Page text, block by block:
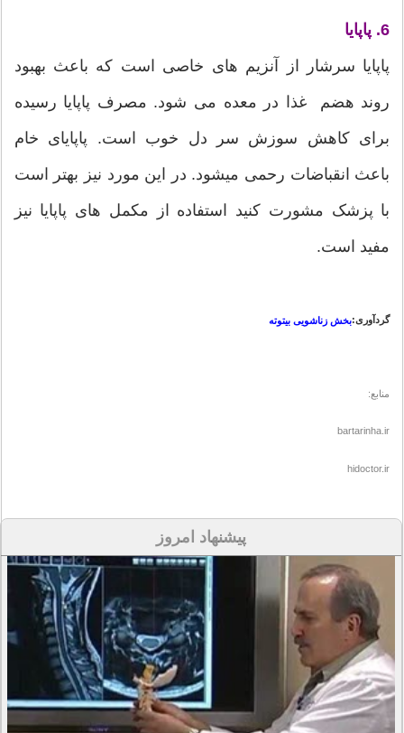
6. پاپایا
پاپایا سرشار از آنزیم های خاصی است که باعث بهبود
روند هضم غذا در معده می شود. مصرف پاپایا رسیده
برای کاهش سوزش سر دل خوب است. پاپایای خام
باعث انقباضات رحمی میشود. در این مورد نیز بهتر است
با پزشک مشورت کنید استفاده از مکمل های پاپایا نیز
مفید است.
گردآوری:بخش زناشویی بیتوته
منابع:
bartarinha.ir
hidoctor.ir
پیشنهاد امروز